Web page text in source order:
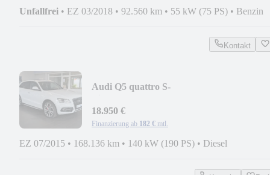
Unfallfrei • EZ 03/2018 • 92.560 km • 55 kW (75 PS) • Benzin
Kontakt
Audi Q5 quattro S-
18.950 €
Finanzierung ab 182 € mtl.
EZ 07/2015 • 168.136 km • 140 kW (190 PS) • Diesel